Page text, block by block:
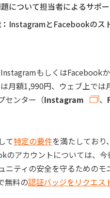
について担当者によるサポ
InstagramとFacebookのス
もしくはFacebook
月額1,990円、ウェブ上では
センター（Instagram 、
て特定の要件を満たしてお
のアカウントについては、
ニティの安全を守るための
無料の認証バッジをリクエス